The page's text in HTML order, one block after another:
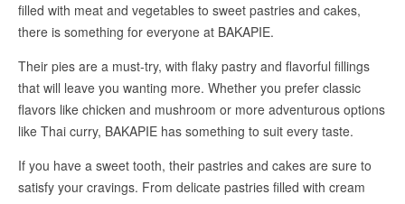
filled with meat and vegetables to sweet pastries and cakes,
there is something for everyone at BAKAPIE.
Their pies are a must-try, with flaky pastry and flavorful fillings
that will leave you wanting more. Whether you prefer classic
flavors like chicken and mushroom or more adventurous options
like Thai curry, BAKAPIE has something to suit every taste.
If you have a sweet tooth, their pastries and cakes are sure to
satisfy your cravings. From delicate pastries filled with cream